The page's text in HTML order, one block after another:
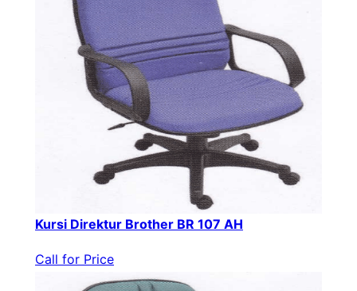
Kursi Direktur Brother BR 107 AH
Call for Price